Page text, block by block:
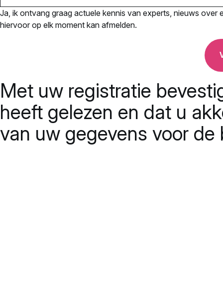
Ja, ik ontvang graag actuele kennis van experts, nieuws over
hiervoor op elk moment kan afmelden.
Met uw registratie
heeft gelezen en dat u
van uw gegevens voor